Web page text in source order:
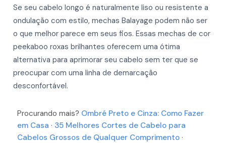
More
More
More
More
More
More
More
More
More
More
More
More
Se seu cabelo longo é naturalmente liso ou resistente a
ondulação com estilo, mechas Balayage podem não ser
o que melhor parece em seus fios. Essas mechas de cor
peekaboo roxas brilhantes oferecem uma ótima
alternativa para aprimorar seu cabelo sem ter que se
preocupar com uma linha de demarcação
desconfortável.
Procurando mais? Ombré Preto e Cinza: Como Fazer
em Casa · 35 Melhores Cortes de Cabelo para
Cabelos Grossos de Qualquer Comprimento ·